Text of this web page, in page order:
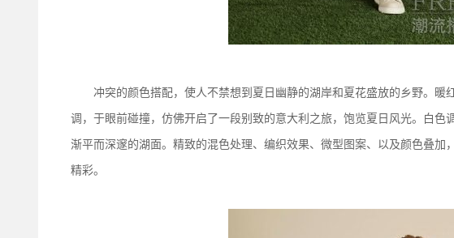
冲突的颜色搭配，使人不禁想到夏日幽静的湖岸和夏花盛放的乡野。暖
调，于眼前碰撞，仿佛开启了一段别致的意大利之旅，饱览夏日风光。白
渐平而深邃的湖面。精致的混色处理、编织效果、微型图案、以及颜色叠加
精彩。